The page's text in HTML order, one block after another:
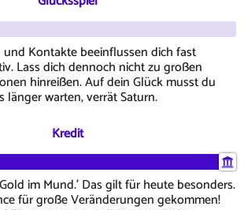
Kontakte beeinflussen dich fast
Lass dich dennoch nicht zu großen
hinreißen. Auf dein Glück musst du
länger warten, verrät Saturn.
Kredit
im Mund.' Das gilt für heute besonders.
für große Veränderungen gekommen!